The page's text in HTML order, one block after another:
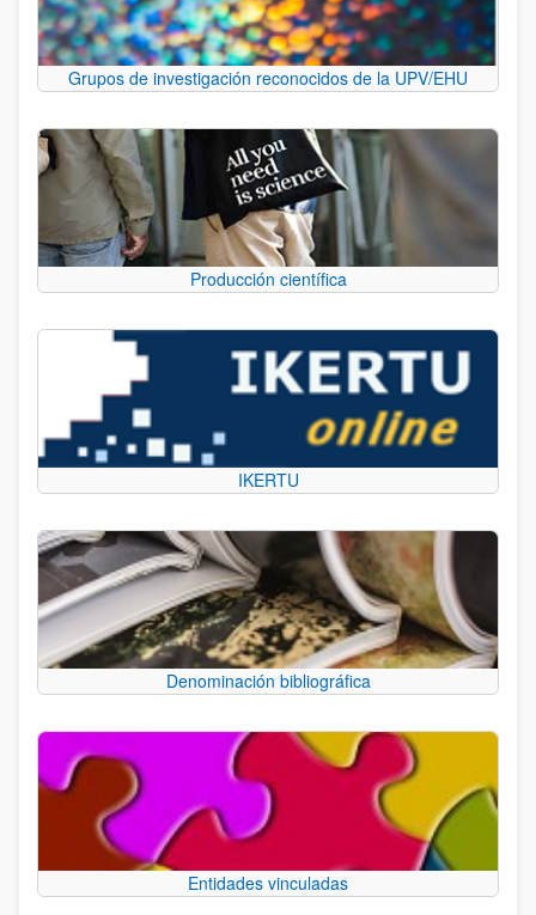
Grupos de investigación reconocidos de la UPV/EHU
Producción científica
IKERTU
Denominación bibliográfica
Entidades vinculadas